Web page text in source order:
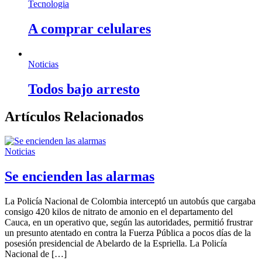
Tecnologia
A comprar celulares
Noticias
Todos bajo arresto
Artículos Relacionados
Noticias
Se encienden las alarmas
La Policía Nacional de Colombia interceptó un autobús que cargaba
consigo 420 kilos de nitrato de amonio en el departamento del
Cauca, en un operativo que, según las autoridades, permitió frustrar
un presunto atentado en contra la Fuerza Pública a pocos días de la
posesión presidencial de Abelardo de la Espriella. La Policía
Nacional de […]